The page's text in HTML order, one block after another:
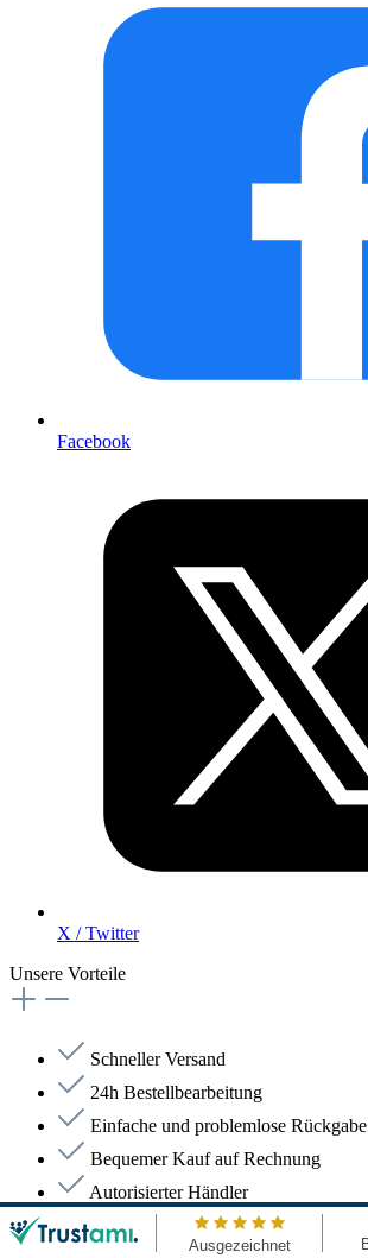
Facebook
X / Twitter
Unsere Vorteile
Schneller Versand
24h Bestellbearbeitung
Einfache und problemlose Rückgabe
Bequemer Kauf auf Rechnung
Autorisierter Händler
Sicher Einkaufen